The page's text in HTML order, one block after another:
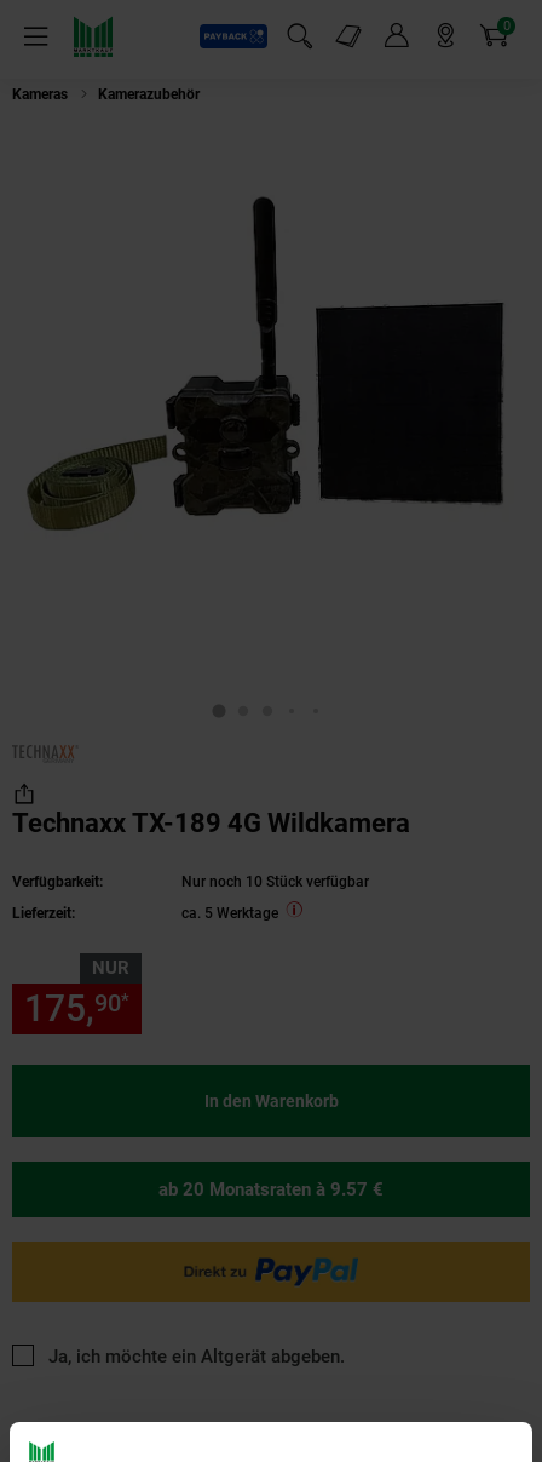
Menü
Payback
Suchfeld einblenden
Markt-Angebote 0
Artikel
Kameras Kamerazubehör
Technaxx TX-189 4G Wildkamera
Verfügbarkeit:
Nur noch 10 Stück verfügbar
Lieferzeit:
ca. 5 Werktage
NUR
175,90*
In den Warenkorb
ab 20 Monatsraten à 9.57 €
Ja, ich möchte ein Altgerät abgeben.